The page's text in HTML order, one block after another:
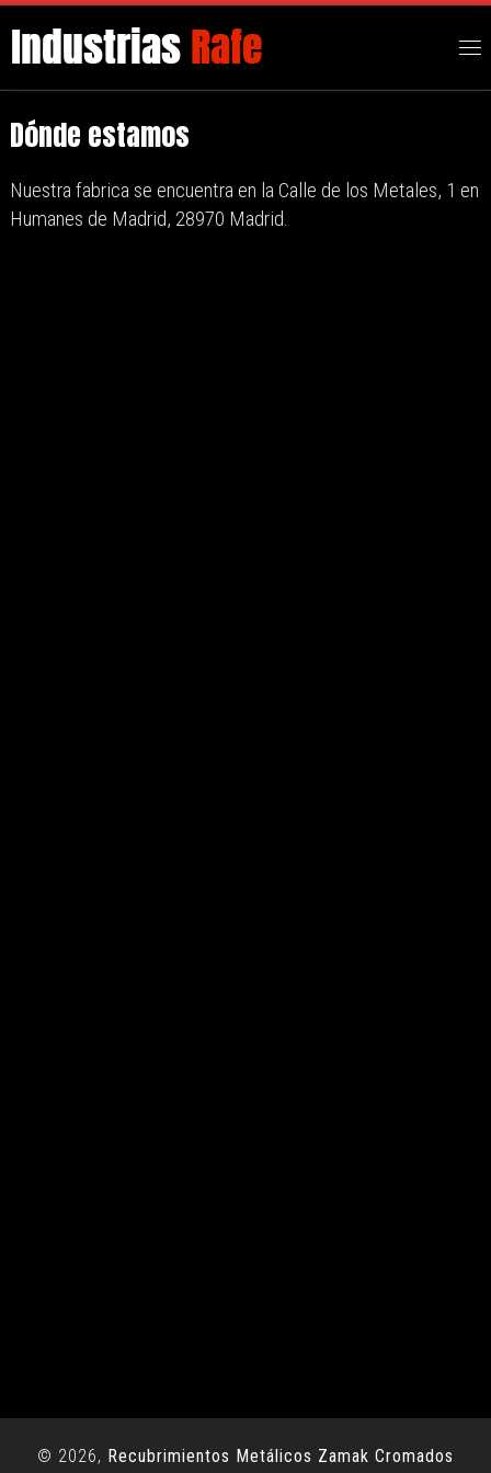
Mostrar todo el contenido
Dónde estamos
Nuestra fabrica se encuentra en la Calle de los Metales, 1 en
Humanes de Madrid, 28970 Madrid.
© 2026, Recubrimientos Metálicos Zamak Cromados